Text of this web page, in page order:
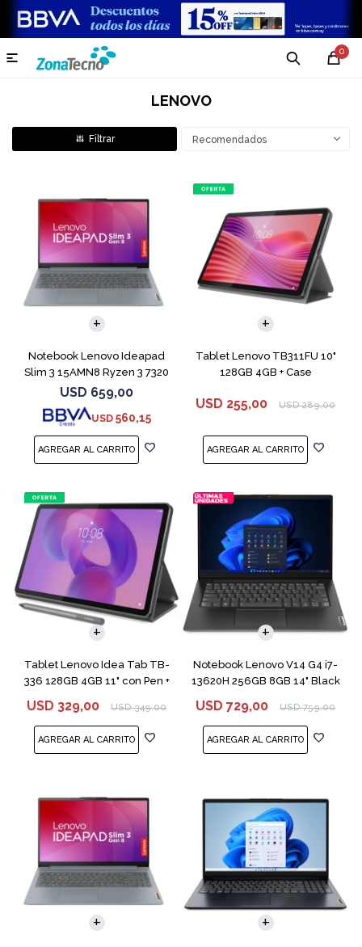
0

LENOVO
Recomendados
Notebook Lenovo Ideapad
Slim 3 15AMN8 Ryzen 3 7320
256GB 8GB
USD 659,00
USD 560,15
Tablet Lenovo TB311FU 10"
128GB 4GB + Case
USD 255,00 USD 289,00
Tablet Lenovo Idea Tab TB-
336 128GB 4GB 11" con Pen +
USD 329,00 USD 349,00
Notebook Lenovo V14 G4 i7-
13620H 256GB 8GB 14" Black
USD 729,00 USD 759,00
COMPARAR